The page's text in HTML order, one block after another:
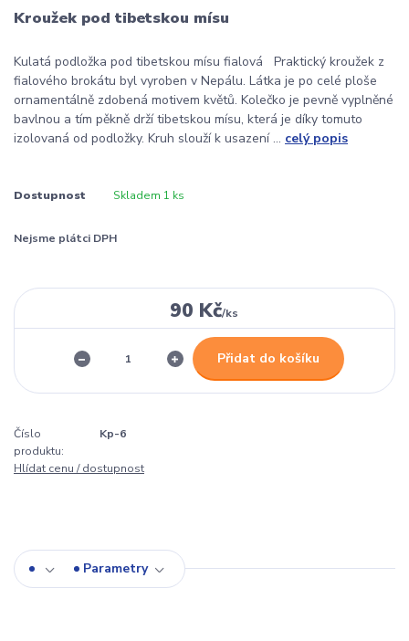
Kroužek pod tibetskou mísu
Kulatá podložka pod tibetskou mísu fialová Praktický kroužek z
fialového brokátu byl vyroben v Nepálu. Látka je po celé ploše
ornamentálně zdobená motivem květů. Kolečko je pevně vyplněné
bavlnou a tím pěkně drží tibetskou mísu, která je díky tomuto
izolovaná od podložky. Kruh slouží k usazení ... celý popis
Dostupnost Skladem 1 ks
Nejsme plátci DPH
90 Kč/ks
Přidat do košíku
Číslo
produktu:
Kp-6
Hlídat cenu / dostupnost
Parametry